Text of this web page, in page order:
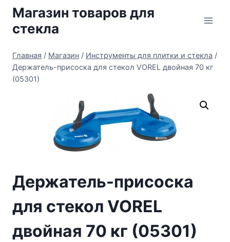
Перейти
содержимому
Магазин товаров для
стекла
Главная / Магазин / Инструменты для плитки и стекла /
Держатель-присоска для стекол VOREL двойная 70 кг
(05301)
Держатель-присоска
для стекол VOREL
двойная 70 кг (05301)